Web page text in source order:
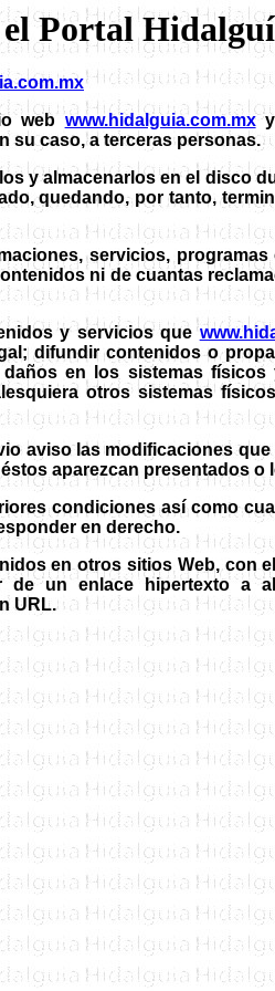
Portal
web www.hidalguia.com.mxy
su caso, a terceras personas.
y almacenarlos en el disco
quedando, por tanto,
servicios,
ni de cuantas
y servicios que
difundir contenidos o
en los sistemas
otros sistemas
aviso las modificaciones
aparezcan presentados o
condiciones así como
en derecho.
en otros sitios Web,
un enlace hipertexto a
URL.